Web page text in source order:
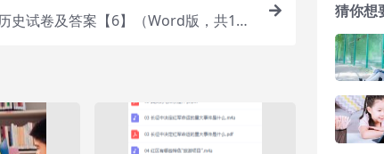
史试卷及答案【6】（Word版，共134
猜你想